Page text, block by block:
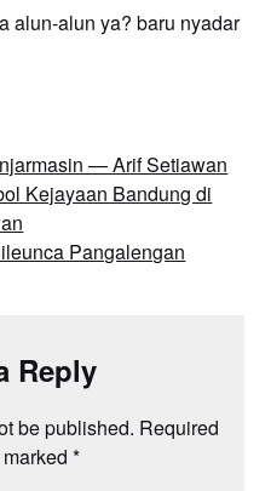
alun-alun ya? baru nyadar
— Arif Setiawan
Kejayaan Bandung di
Pangalengan
Reply
be published. Required
*